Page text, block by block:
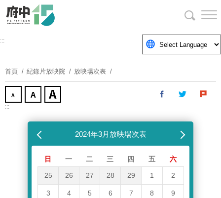
要
塊
:::
首頁 紀錄片放映院 放映場次表
:::
2024年3月放映場次表下個月
日 一 二 三 四 五 六
25 26 27 28 29 1 2
3 4 5 6 7 8 9